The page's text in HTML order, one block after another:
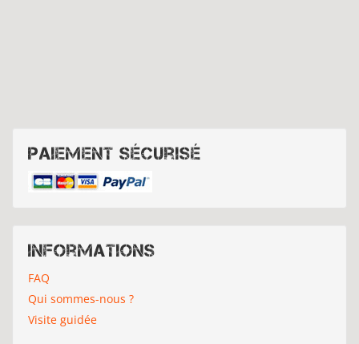
Paiement sécurisé
Informations
FAQ
Qui sommes-nous ?
Visite guidée